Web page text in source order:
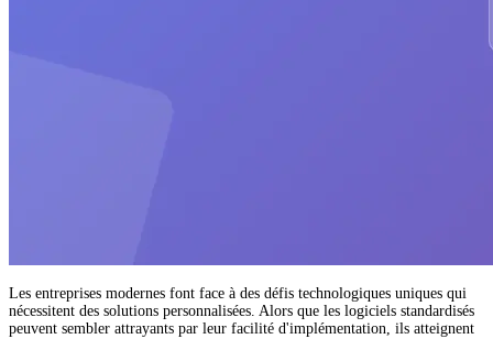
Les entreprises modernes font face à des défis technologiques uniques qui
nécessitent des solutions personnalisées. Alors que les logiciels standardisés
peuvent sembler attrayants par leur facilité d'implémentation, ils atteignent